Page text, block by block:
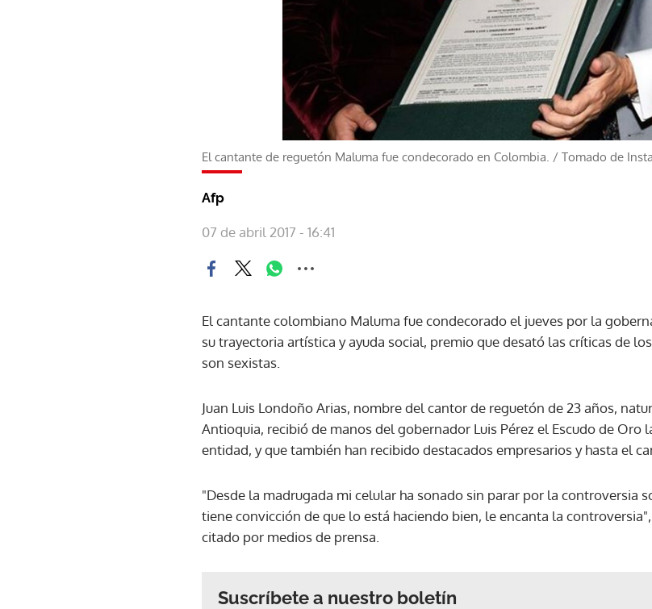
El cantante de reguetón Maluma fue condecorado en Colombia. / Tomado de
Afp
07 de abril 2017 - 16:41
El cantante colombiano Maluma fue condecorado el jueves por la
su trayectoria artística y ayuda social, premio que desató las críticas de
son sexistas.
Juan Luis Londoño Arias, nombre del cantor de reguetón de 23 años,
Antioquia, recibió de manos del gobernador Luis Pérez el Escudo de Oro
entidad, y que también han recibido destacados empresarios y hasta el
"Desde la madrugada mi celular ha sonado sin parar por la controversia
tiene convicción de que lo está haciendo bien, le encanta la
citado por medios de prensa.
Suscríbete a nuestro boletín